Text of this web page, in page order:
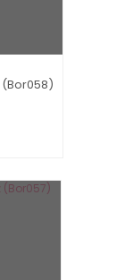
(Bor058)